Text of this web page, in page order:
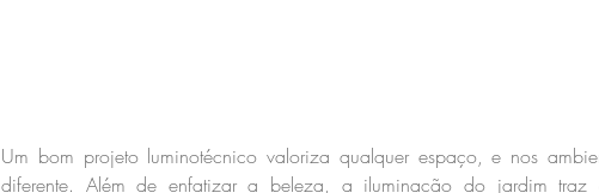
Um bom projeto luminotécnico valoriza qualquer espaço, e nos
diferente. Além de enfatizar a beleza, a iluminação do jardim traz